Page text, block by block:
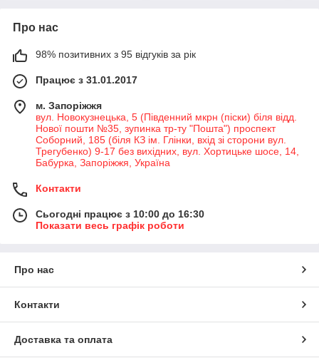
Про нас
98% позитивних з 95 відгуків за рік
Працює з 31.01.2017
м. Запоріжжя
вул. Новокузнецька, 5 (Південний мкрн (піски) біля відд.
Нової пошти №35, зупинка тр-ту "Пошта") проспект
Соборний, 185 (біля КЗ ім. Глінки, вхід зі сторони вул.
Трегубенко) 9-17 без вихідних, вул. Хортицьке шосе, 14,
Бабурка, Запоріжжя, Україна
Контакти
Сьогодні працює з 10:00 до 16:30
Показати весь графік роботи
Про нас
Контакти
Доставка та оплата